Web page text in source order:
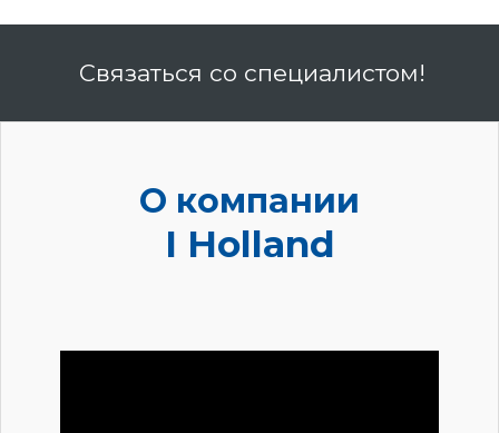
Связаться со специалистом!
О компании
I Holland